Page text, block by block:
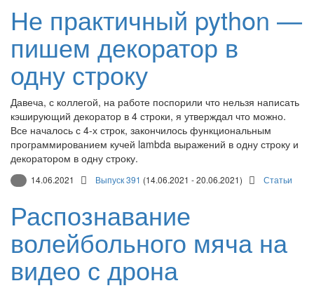
Не практичный python —
пишем декоратор в
одну строку
Давеча, с коллегой, на работе поспорили что нельзя написать
кэширующий декоратор в 4 строки, я утверждал что можно.
Все началось с 4-х строк, закончилось функциональным
программированием кучей lambda выражений в одну строку и
декоратором в одну строку.
14.06.2021 Выпуск 391 (14.06.2021 - 20.06.2021) Статьи
Распознавание
волейбольного мяча на
видео с дрона